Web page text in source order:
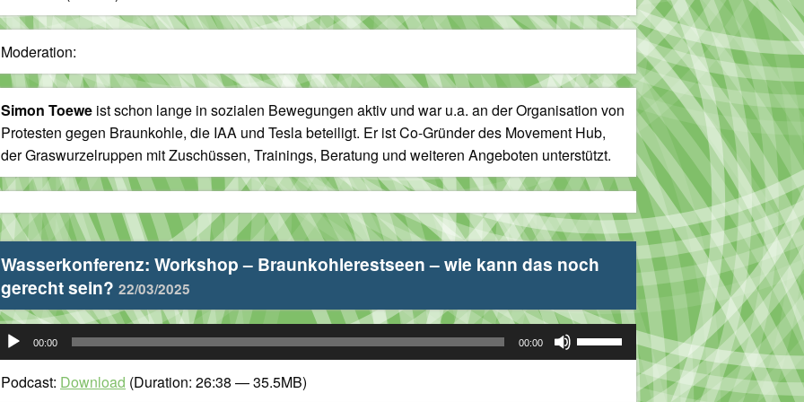
Moderation:
Simon Toewe ist schon lange in sozialen Bewegungen aktiv und war u.a. an der Organisation von
Protesten gegen Braunkohle, die IAA und Tesla beteiligt. Er ist Co-Gründer des Movement Hub,
der Graswurzelruppen mit Zuschüssen, Trainings, Beratung und weiteren Angeboten unterstützt.
Wasserkonferenz: Workshop – Braunkohlerestseen – wie kann das noch
gerecht sein? 22/03/2025
00:00 00:00
Pfeiltasten
Hoch/Runter
benutzen,
Podcast: Download (Duration: 26:38 — 35.5MB)